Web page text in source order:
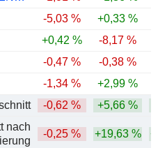
-5,03 %
+0,33 %
+0,42 % -8,17 %
-0,47 % -0,38 %
-1,34 % +2,99 %
-0,62 % +5,66 %
nach
-0,25 % +19,63 %